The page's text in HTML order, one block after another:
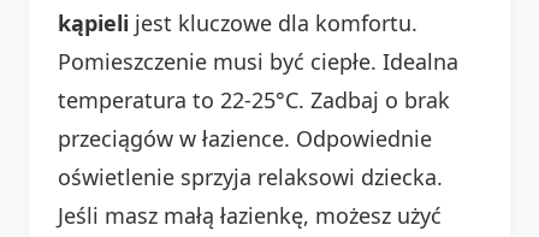
kąpieli jest kluczowe dla komfortu.
Pomieszczenie musi być ciepłe. Idealna
temperatura to 22-25°C. Zadbaj o brak
przeciągów w łazience. Odpowiednie
oświetlenie sprzyja relaksowi dziecka.
Jeśli masz małą łazienkę, możesz użyć